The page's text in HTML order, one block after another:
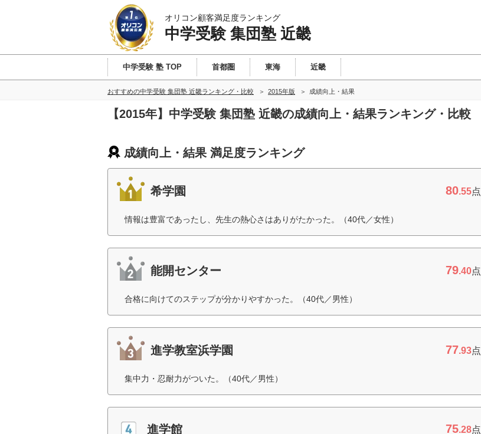
オリコン顧客満足度ランキング
中学受験 集団塾 近畿
中学受験 塾 TOP 首都圏 東海 近畿
おすすめの中学受験 集団塾 近畿ランキング・比較 2015年版 成績向上・結果
【2015年】中学受験 集団塾 近畿の成績向上・結果ランキング・比較
成績向上・結果 満足度ランキング
希学園 80.55点
情報は豊富であったし、先生の熱心さはありがたかった。（40代／女性）
能開センター 79.40点
合格に向けてのステップが分かりやすかった。（40代／男性）
進学教室浜学園 77.93点
集中力・忍耐力がついた。（40代／男性）
進学館 75.28点